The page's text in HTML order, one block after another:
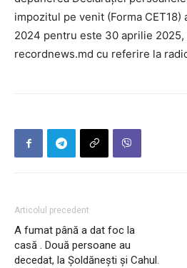
impozitul pe venit (Forma CET18)
2024 pentru este 30 aprilie 2025,
recordnews.md cu referire la
Articolul precedent
A fumat până a dat foc la
casă . Două persoane au
decedat, la Șoldănești și Cahul.